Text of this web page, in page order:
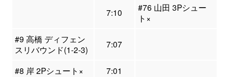
7:10
#76 山田 3Pシュー
ト×
#9 高橋 ディフェン
スリバウンド(1-2-3)
7:07
#8 岸 2Pシュート×
7:01